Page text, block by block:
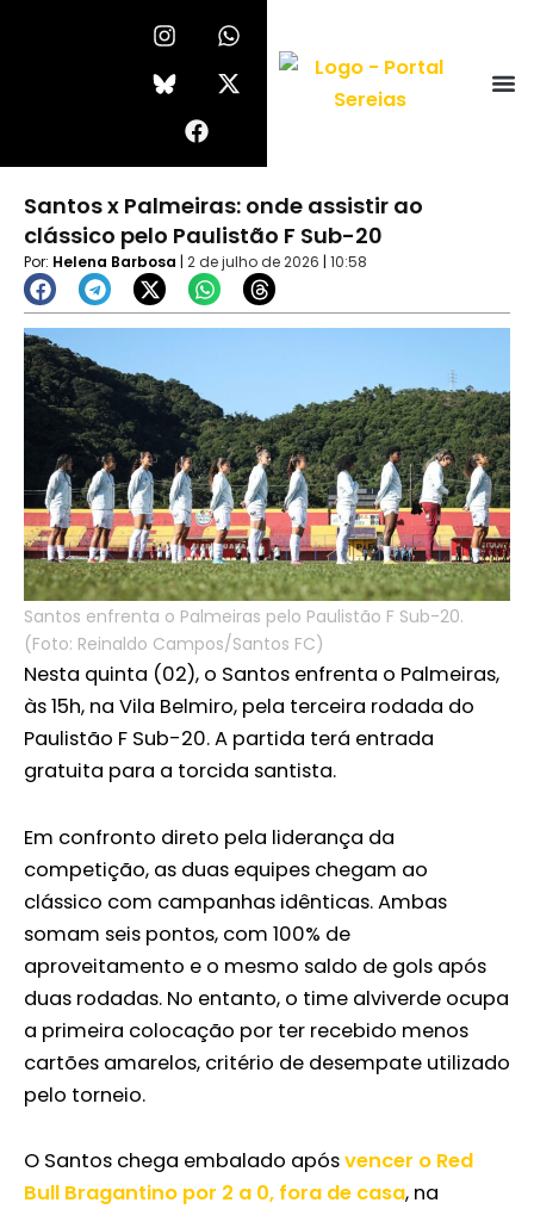
I
n
s
t
r
m
W
h
a
t
p
X
-
t
w
t
r
b
o
o
k
Santos x Palmeiras: onde assistir ao
clássico pelo Paulistão F Sub-20
Por: Helena Barbosa | 2 de julho de 2026 | 10:58
Santos enfrenta o Palmeiras pelo Paulistão F Sub-20.
(Foto: Reinaldo Campos/Santos FC)
Nesta quinta (02), o Santos enfrenta o Palmeiras,
às 15h, na Vila Belmiro, pela terceira rodada do
Paulistão F Sub-20. A partida terá entrada
gratuita para a torcida santista.
Em confronto direto pela liderança da
competição, as duas equipes chegam ao
clássico com campanhas idênticas. Ambas
somam seis pontos, com 100% de
aproveitamento e o mesmo saldo de gols após
duas rodadas. No entanto, o time alviverde ocupa
a primeira colocação por ter recebido menos
cartões amarelos, critério de desempate utilizado
pelo torneio.
O Santos chega embalado apósvencer o Red
Bull Bragantino por 2 a 0, fora de casa, na